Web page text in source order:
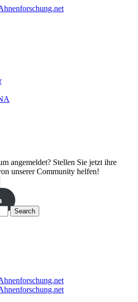
angemeldet? Stellen Sie jetzt ihre
unserer Community helfen!
Search